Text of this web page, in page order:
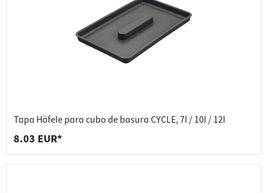
Tapa Häfele para cubo de basura CYCLE, 7l / 10l / 12l
8.03 EUR*